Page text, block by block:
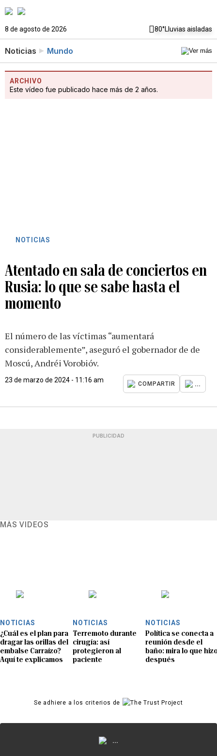
8 de agosto de 2026 80°Lluvias aisladas
Noticias Mundo
ARCHIVO
Este vídeo fue publicado hace más de 2 años.
NOTICIAS
Atentado en sala de conciertos en
Rusia: lo que se sabe hasta el
momento
El número de las víctimas “aumentará
considerablemente”, aseguró el gobernador de de
Moscú, Andréi Vorobióv.
23 de marzo de 2024 - 11:16 am
COMPARTIR ...
PUBLICIDAD
MÁS VIDEOS
NOTICIAS
¿Cuál es el plan para
dragar las orillas del
embalse Carraízo?
Aquí te explicamos
NOTICIAS
Terremoto durante
cirugía: así
protegieron al
paciente
NOTICIAS
Política se conecta a
reunión desde el
baño: mira lo que
después
Se adhiere a los criterios de
...